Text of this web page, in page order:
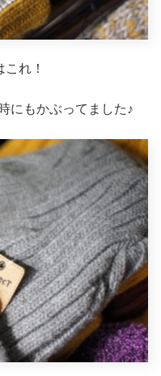
れ！
にもかぶってました♪